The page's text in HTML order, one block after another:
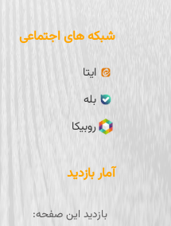
شبکه های اجتماعی
ایتا
بله
روبیکا
آمار بازدید
بازدید این صفحه: